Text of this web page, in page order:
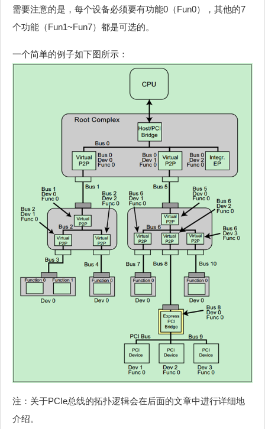
需要注意的是，每个设备必须要有功能0（Fun0），其他的7
个功能（Fun1~Fun7）都是可选的。
一个简单的例子如下图所示：
注：关于PCIe总线的拓扑逻辑会在后面的文章中进行详细地
介绍。